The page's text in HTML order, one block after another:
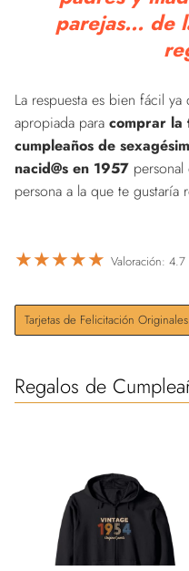
parejas... de
La respuesta es bien fácil
apropiada para comprar la
cumpleaños de
nacid@s en 1957
persona a la que te gustaría
★★★★★ Valoración: 4.7
Tarjetas de Felicitación
Regalos de